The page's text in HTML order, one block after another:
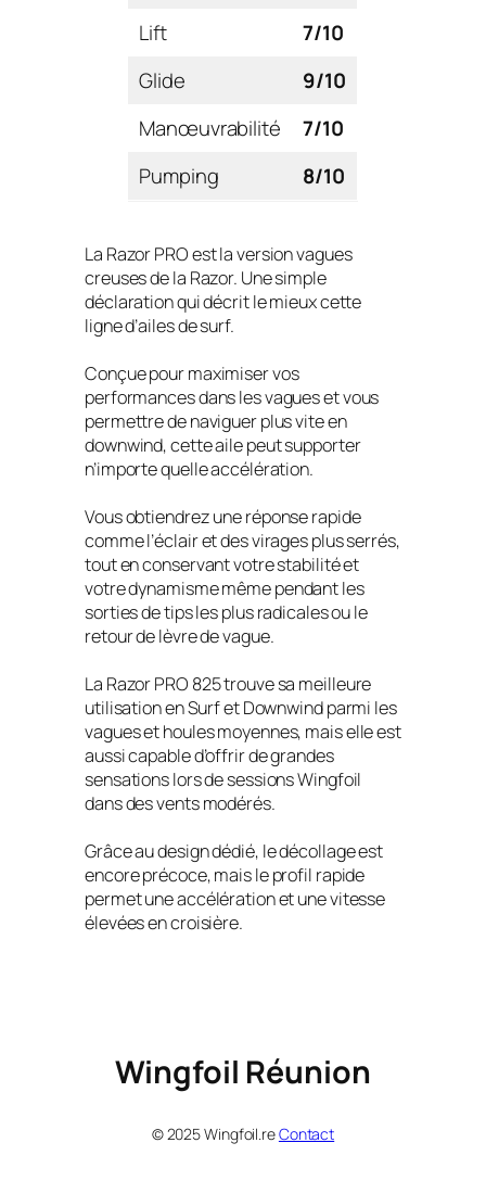
Lift
7/10
Glide
9/10
Manœuvrabilité
7/10
Pumping
8/10
La Razor PRO est la version vagues
creuses de la Razor. Une simple
déclaration qui décrit le mieux cette
ligne d’ailes de surf.
Conçue pour maximiser vos
performances dans les vagues et vous
permettre de naviguer plus vite en
downwind, cette aile peut supporter
n’importe quelle accélération.
Vous obtiendrez une réponse rapide
comme l’éclair et des virages plus serrés,
tout en conservant votre stabilité et
votre dynamisme même pendant les
sorties de tips les plus radicales ou le
retour de lèvre de vague.
La Razor PRO 825 trouve sa meilleure
utilisation en Surf et Downwind parmi les
vagues et houles moyennes, mais elle est
aussi capable d’offrir de grandes
sensations lors de sessions Wingfoil
dans des vents modérés.
Grâce au design dédié, le décollage est
encore précoce, mais le profil rapide
permet une accélération et une vitesse
élevées en croisière.
Wingfoil Réunion
© 2025 Wingfoil.reContact